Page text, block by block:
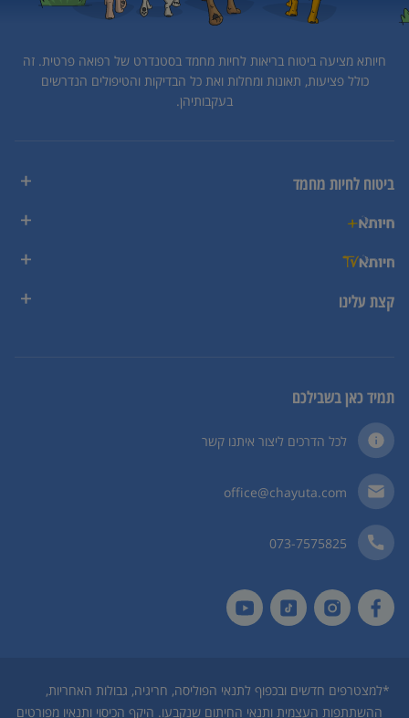
חיותא מציעה ביטוח בריאות לחיות מחמד בסטנדרט של רפואה פרטית. זה
כולל פציעות, תאונות ומחלות ואת כל הבדיקות והטיפולים הנדרשים
בעקבותיהן.
ביטוח לחיות מחמד
קצת עלינו
תמיד כאן בשבילכם
לכל הדרכים ליצור איתנו קשר
office@chayuta.com
073-7575825
*למצטרפים חדשים ובכפוף לתנאי הפוליסה, חריגיה, גבולות האחריות,
ההשתתפות העצמית ותנאי החיתום שנקבעו. היקף הכיסוי ותנאיו מפורטים